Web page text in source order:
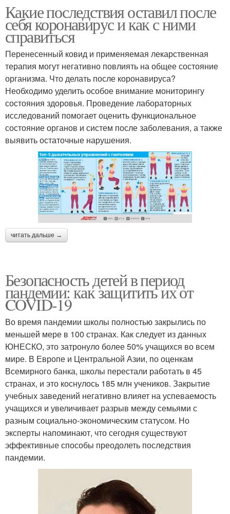
Какие последствия оставил после
себя коронавирус и как с ними
справиться
Перенесенный ковид и применяемая лекарственная
терапия могут негативно повлиять на общее состояние
организма. Что делать после коронавируса?
Необходимо уделить особое внимание мониторингу
состояния здоровья. Проведение лабораторных
исследований помогает оценить функциональное
состояние органов и систем после заболевания, а также
выявить остаточные нарушения.
читать дальше →
Безопасность детей в период
пандемии: как защитить их от
COVID-19
Во время пандемии школы полностью закрылись по
меньшей мере в 100 странах. Как следует из данных
ЮНЕСКО, это затронуло более 50% учащихся во всем
мире. В Европе и Центральной Азии, по оценкам
Всемирного банка, школы перестали работать в 45
странах, и это коснулось 185 млн учеников. Закрытие
учебных заведений негативно влияет на успеваемость
учащихся и увеличивает разрыв между семьями с
разным социально-экономическим статусом. Но
эксперты напоминают, что сегодня существуют
эффективные способы преодолеть последствия
пандемии.